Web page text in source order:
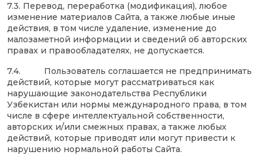
7.3. Перевод, переработка (модификация), любое
изменение материалов Сайта, а также любые иные
действия, в том числе удаление, изменение до
малозаметной информации и сведений об авторских
правах и правообладателях, не допускается.
7.4. Пользователь соглашается не предпринимать
действий, которые могут рассматриваться как
нарушающие законодательства Республики
Узбекистан или нормы международного права, в том
числе в сфере интеллектуальной собственности,
авторских и/или смежных правах, а также любых
действий, которые приводят или могут привести к
нарушению нормальной работы Сайта.